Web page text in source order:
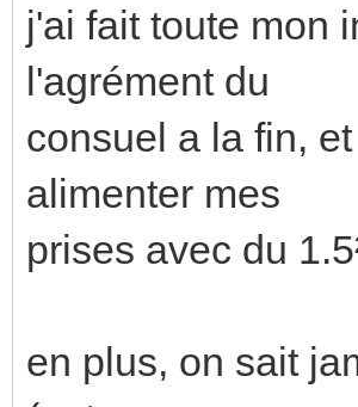
j'ai fait toute mon
l'agrément du
consuel a la fin,
alimenter mes
prises avec du
en plus, on sait